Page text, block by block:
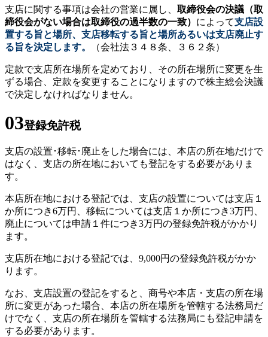
支店に関する事項は会社の営業に属し、 取締役会の決議（取
締役会がない場合は取締役の過半数の一致） によって支店設
置する旨と場所、支店移転する旨と場所あるいは支店廃止す
る旨を決定します。
（会社法３４８条、３６２条）
定款で支店所在場所を定めており、その所在場所に変更を生
ずる場合、定款を変更することになりますので株主総会決議
で決定しなければなりません。
03登録免許税
支店の設置･移転･廃止をした場合には、本店の所在地だけで
はなく、支店の所在地においても登記をする必要がありま
す。
本店所在地における登記では、支店の設置については支店１
か所につき6万円、移転については支店１か所につき3万円、
廃止については申請１件につき3万円の登録免許税がかかり
ます。
支店所在地における登記では、9,000円の登録免許税がかか
ります。
なお、支店設置の登記をすると、商号や本店・支店の所在場
所に変更があった場合、本店の所在場所を管轄する法務局だ
けでなく、支店の所在場所を管轄する法務局にも登記申請を
する必要があります。